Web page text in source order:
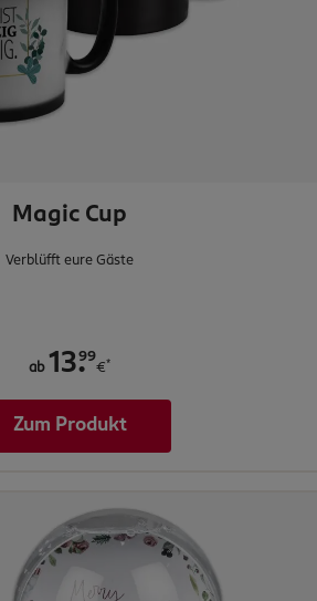
Magic Cup
Verblüfft eure Gäste
ab 13.
99
€*
Zum Produkt